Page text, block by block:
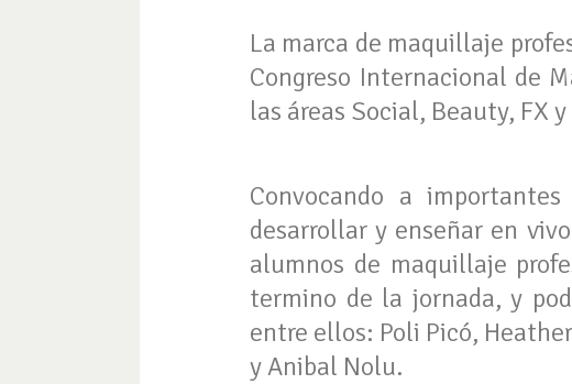
La marca de maquillaje
Congreso Internacional de
las áreas Social, Beauty, FX
Convocando a
desarrollar y enseñar en
alumnos de maquillaje
termino de la jornada, y
entre ellos: Poli Picó,
y Anibal Nolu.